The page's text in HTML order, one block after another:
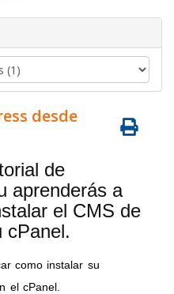
desde
de
aprenderás a
el CMS de
cPanel.
como instalar su
el cPanel.